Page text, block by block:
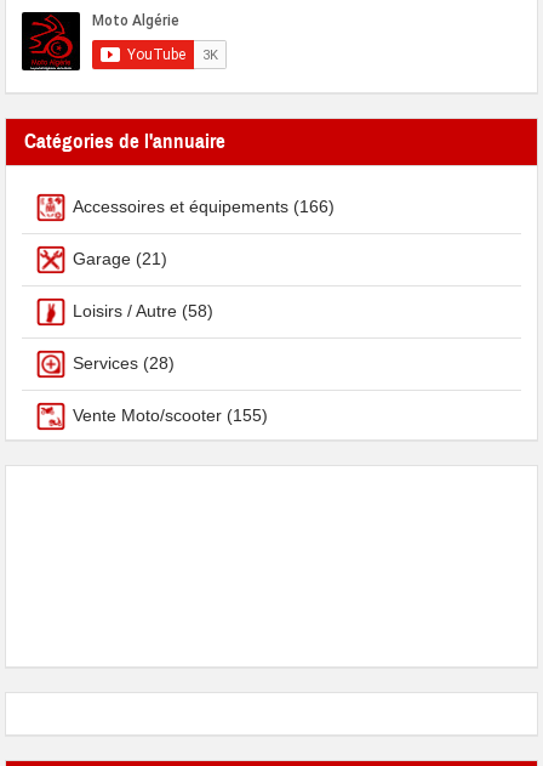
Catégories de l'annuaire
Accessoires et équipements (166)
Garage (21)
Loisirs / Autre (58)
Services (28)
Vente Moto/scooter (155)